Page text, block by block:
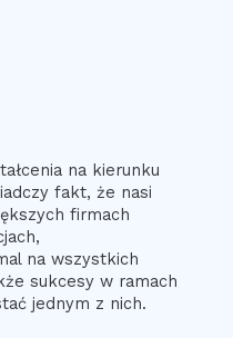
na kierunku
fakt, że nasi
firmach
na wszystkich
sukcesy w ramach
jednym z nich.